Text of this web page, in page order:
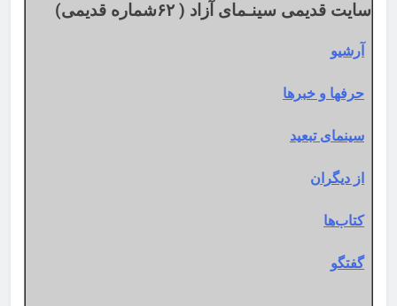
سایت قدیمی سینـمای آزاد ( ۶۲شماره قدیمی)
آرشیو
حرفها و خبرها
سینمای تبعید
از دیگران
کتاب‌ها
گفتگو